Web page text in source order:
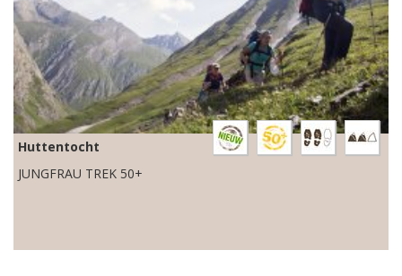
Huttentocht
JUNGFRAU TREK 50+